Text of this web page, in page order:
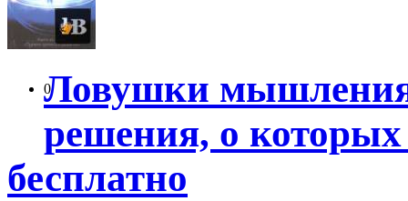
0
Ловушки
решения, о
бесплатно